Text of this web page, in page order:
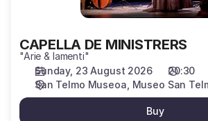
CAPELLA DE MINISTRERS
"Arie & lamenti"
Sunday, 23 August 2026
20:30
San Telmo Museoa Museo San
Buy